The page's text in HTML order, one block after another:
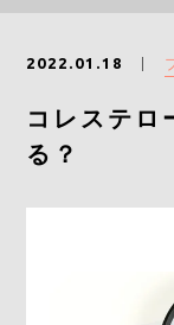
2022.01.18
コレステロ
る？